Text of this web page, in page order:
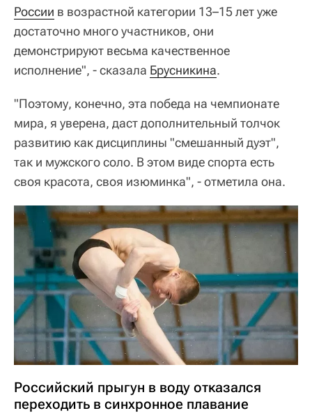
России в возрастной категории 13–15 лет уже
достаточно много участников, они
демонстрируют весьма качественное
исполнение", - сказала Брусникина.
"Поэтому, конечно, эта победа на чемпионате
мира, я уверена, даст дополнительный толчок
развитию как дисциплины "смешанный дуэт",
так и мужского соло. В этом виде спорта есть
своя красота, своя изюминка", - отметила она.
Российский прыгун в воду отказался
переходить в синхронное плавание